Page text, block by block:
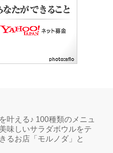
叶える♪ 100種類のメニュ
味しいサラダボウルをテ
るお店「モルノダ」と